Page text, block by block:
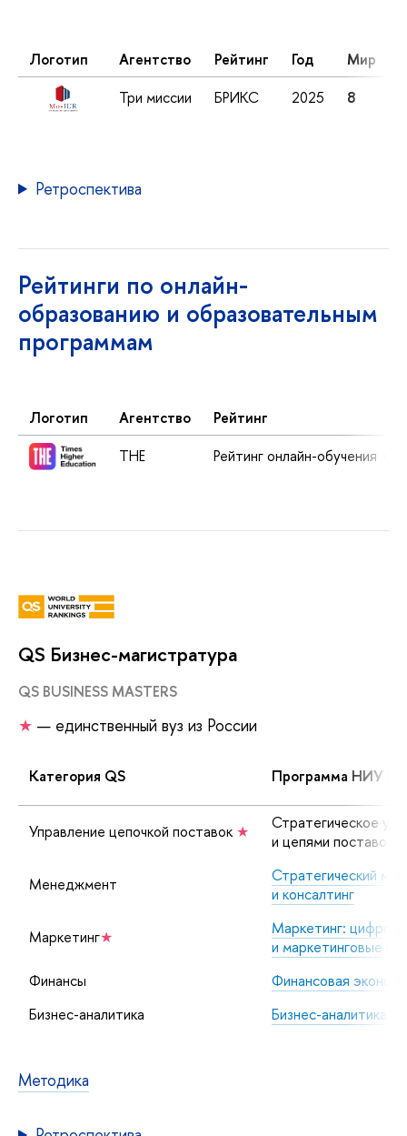
Логотип Агентство Рейтинг Год Мир
Три миссии
БРИКС 2025 8
Ретроспектива
Рейтинги по онлайн-
образованию и образовательным
программам
Логотип Агентство
Рейтинг
THE
Рейтинг онлайн-обучения
QS Бизнес-магистратура
QS BUSINESS MASTERS
★ — единственный вуз из России
Категория QS Программа НИУ
Управление цепочкой поставок ★
Стратегическое
и цепями поставок
Менеджмент
Стратегический
и консалтинг
Маркетинг★
Маркетинг:
и маркетинговые
Финансы
Финансовая
Бизнес-аналитика
Бизнес-аналитика
Методика